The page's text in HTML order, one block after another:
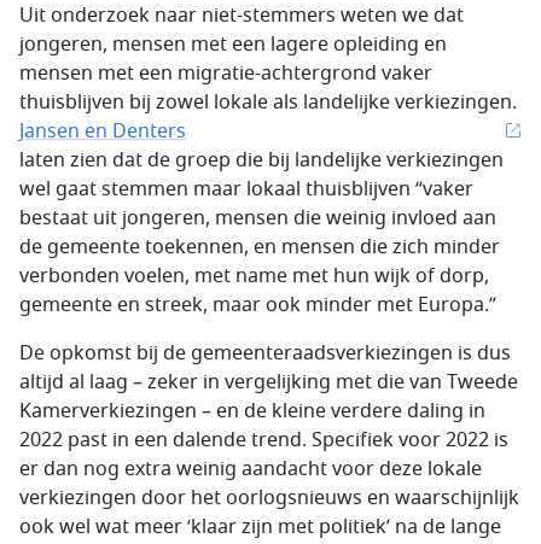
Uit onderzoek naar niet-stemmers weten we dat
jongeren, mensen met een lagere opleiding en
mensen met een migratie-achtergrond vaker
thuisblijven bij zowel lokale als landelijke verkiezingen.
Jansen en Denters
laten zien dat de groep die bij landelijke verkiezingen
wel gaat stemmen maar lokaal thuisblijven “vaker
bestaat uit jongeren, mensen die weinig invloed aan
de gemeente toekennen, en mensen die zich minder
verbonden voelen, met name met hun wijk of dorp,
gemeente en streek, maar ook minder met Europa.”
De opkomst bij de gemeenteraadsverkiezingen is dus
altijd al laag – zeker in vergelijking met die van Tweede
Kamerverkiezingen – en de kleine verdere daling in
2022 past in een dalende trend. Specifiek voor 2022 is
er dan nog extra weinig aandacht voor deze lokale
verkiezingen door het oorlogsnieuws en waarschijnlijk
ook wel wat meer ‘klaar zijn met politiek’ na de lange